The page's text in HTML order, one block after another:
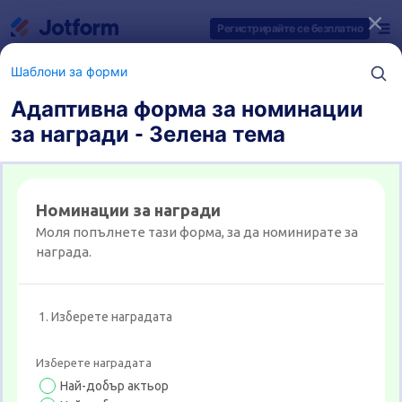
Регистрирайте се безплатно
Шаблони за форми
Адаптивна форма за номинации
за награди - Зелена тема
Форми за награди
7 шаблони
Категории за шаблони на форми